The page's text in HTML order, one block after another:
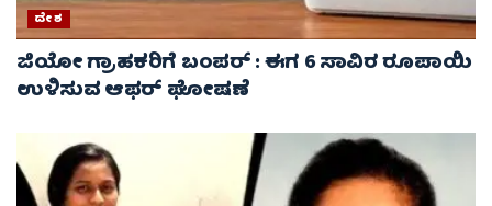
ದೇಶ
ಜಿಯೋ ಗ್ರಾಹಕರಿಗೆ ಬಂಪರ್ : ಈಗ 6 ಸಾವಿರ ರೂಪಾಯಿ
ಉಳಿಸುವ ಆಫರ್ ಘೋಷಣೆ